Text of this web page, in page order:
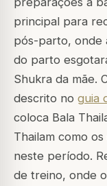
principal para
pós-parto, onde
do parto
Shukra da mãe.
descrito no guia
coloca Bala
Thailam como
neste período.
de treino, onde